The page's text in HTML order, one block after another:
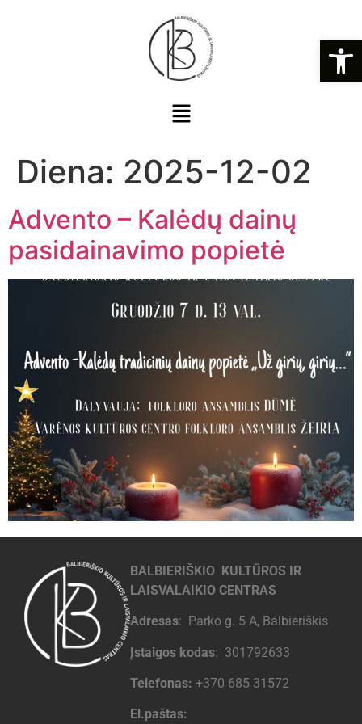
Diena: 2025-12-02
Advento – Kalėdų dainų
pasidainavimo popietė
BALBIERIŠKIO KULTŪROS IR
LAISVALAIKIO CENTRAS
Adresas: Parko g. 5 A, Balbieriškis
Įstaigos kodas: 301792633
Telefonas: +370 685 31572
El.paštas: